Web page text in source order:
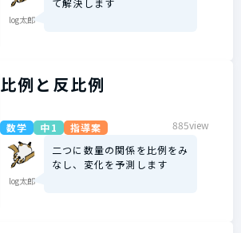
log太郎
て解決します
比例と反比例
数学 中1 指導案 885view
log太郎
二つに数量の関係を比例をみ
なし、変化を予測します